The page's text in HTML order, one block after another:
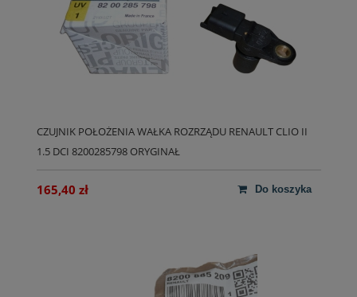
CZUJNIK POŁOŻENIA WAŁKA ROZRZĄDU RENAULT CLIO II
1.5 DCI 8200285798 ORYGINAŁ
165,40 zł do koszyka